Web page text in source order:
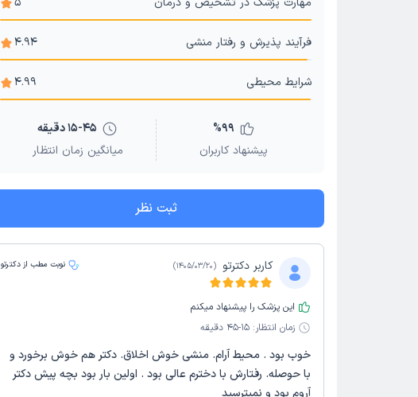
فرآیند پذیرش و رفتار منشی 4.94
شرایط محیطی 4.99
%99
پیشنهاد کاربران
15-45 دقیقه
میانگین زمان انتظار
ثبت نظر
کاربر دکترتو (
1405/03/20
) نوبت مطب از دکترتو
این پزشک را پیشنهاد میکنم
زمان انتظار: 15-45 دقیقه
خوب بود . محیط آرام. منشی خوش اخلاق. دکتر هم خوش برخورد و
با حوصله. رفتارش با دخترم عالی بود . اولین بار بود بچه پیش دکتر
آروم بود و نمیترسید